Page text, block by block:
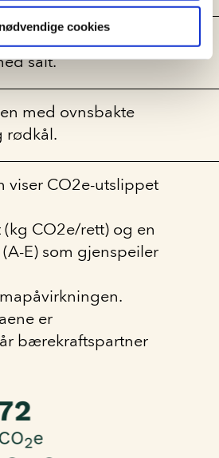
cookies
til halvparten,
salt.
med ovnsbakte
rødkål.
viser CO2e-utslippet
(kg CO2e/rett) og en
E) som gjenspeiler
er
bærekraftspartner